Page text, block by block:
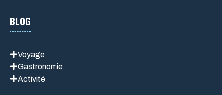
BLOG
Voyage
Gastronomie
Activité